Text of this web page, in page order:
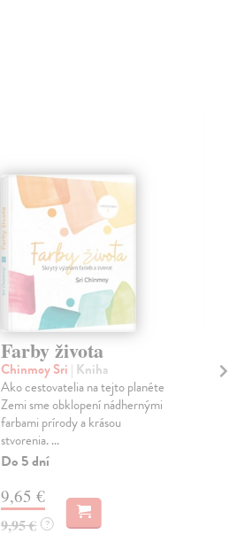
Farby života
Chinmoy Sri | Kniha
Ako cestovatelia na tejto planéte
Zemi sme obklopení nádhernými
farbami prírody a krásou
stvorenia. ...
Do 5 dní
9,65 €
9,95 € ?